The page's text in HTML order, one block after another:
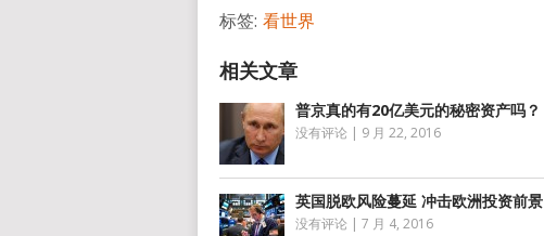
标签: 看世界
普京真的有20亿美元的秘密资产吗？
没有评论 | 9 月 22, 2016
英国脱欧风险蔓延 冲击欧洲投资前景
没有评论 | 7 月 4, 2016